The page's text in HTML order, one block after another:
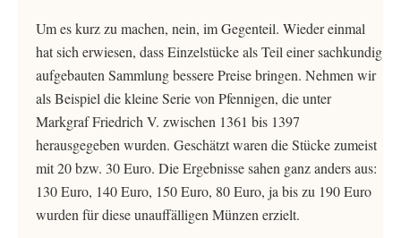
Um es kurz zu machen, nein, im Gegenteil. Wieder einmal
hat sich erwiesen, dass Einzelstücke als Teil einer sachkundig
aufgebauten Sammlung bessere Preise bringen. Nehmen wir
als Beispiel die kleine Serie von Pfennigen, die unter
Markgraf Friedrich V. zwischen 1361 bis 1397
herausgegeben wurden. Geschätzt waren die Stücke zumeist
mit 20 bzw. 30 Euro. Die Ergebnisse sahen ganz anders aus:
130 Euro, 140 Euro, 150 Euro, 80 Euro, ja bis zu 190 Euro
wurden für diese unauffälligen Münzen erzielt.